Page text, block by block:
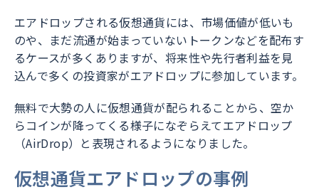
エアドロップされる仮想通貨には、市場価値が低いも
のや、まだ流通が始まっていないトークンなどを配布す
るケースが多くありますが、将来性や先行者利益を見
込んで多くの投資家がエアドロップに参加しています。
無料で大勢の人に仮想通貨が配られることから、空か
らコインが降ってくる様子になぞらえてエアドロップ
（AirDrop）と表現されるようになりました。
仮想通貨エアドロップの事例